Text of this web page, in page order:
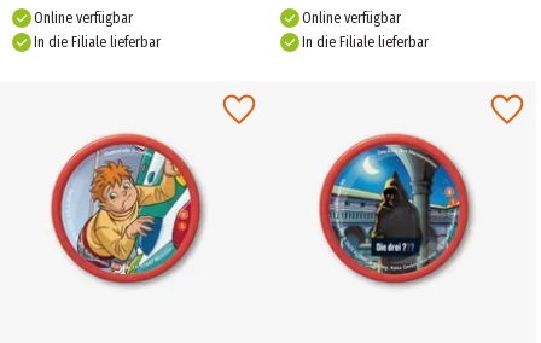
Online verfügbar
In die Filiale lieferbar
Online verfügbar
In die Filiale lieferbar